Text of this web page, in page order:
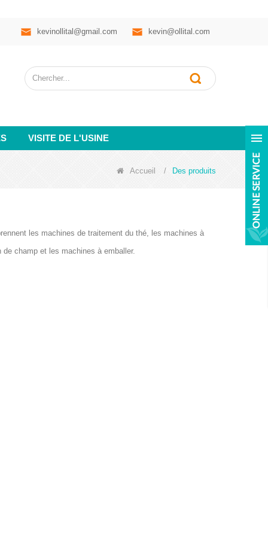
kevin@ollital.com
kevinollital@gmail.com
VISITE DE L'USINE
Accueil / Des produits
les machines de traitement du thé, les machines à
champ et les machines à emballer.